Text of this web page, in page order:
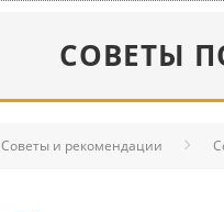
СОВЕТЫ
Советы и рекомендации